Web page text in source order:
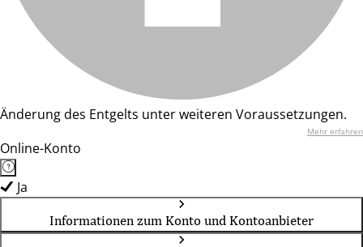
Änderung des Entgelts unter weiteren Voraussetzungen.
Mehr erfahren
Online-Konto
Ja
Informationen zum Konto und Kontoanbieter